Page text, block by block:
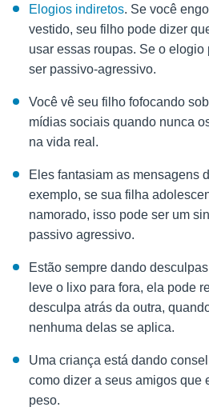
Elogios indiretos. Se você
vestido, seu filho pode dizer
usar essas roupas. Se o
ser passivo-agressivo.
Você vê seu filho fofocando
mídias sociais quando nunca
na vida real.
Eles fantasiam as mensagens
exemplo, se sua filha
namorado, isso pode ser um
passivo agressivo.
Estão sempre dando
leve o lixo para fora, ela pode
desculpa atrás da outra,
nenhuma delas se aplica.
Uma criança está dando
como dizer a seus amigos que
peso.